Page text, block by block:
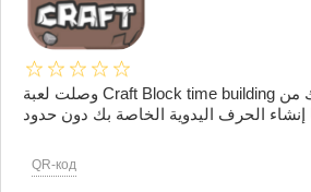
وصلت لعبة Craft Block time building وهي لعبة يمكنك من
QR-код